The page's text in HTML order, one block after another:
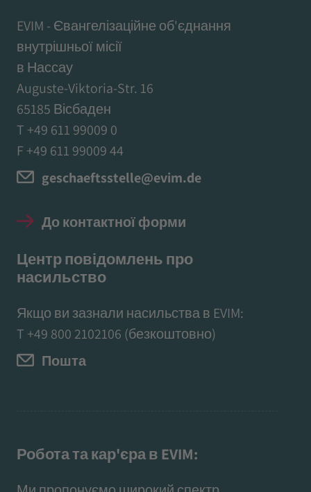
EVIM - Євангелізаційне об'єднання
внутрішньої місії
в Нассау
Auguste-Viktoria-Str. 16
65185 Вісбаден
T +49 611 99009 0
F +49 611 99009 44
geschaeftsstelle@evim.de
До контактної форми
Центр повідомлень про
насильство
Якщо ви зазнали насильства в EVIM:
T +49 800 2102106 (безкоштовно)
Пошта
Робота та кар'єра в EVIM: